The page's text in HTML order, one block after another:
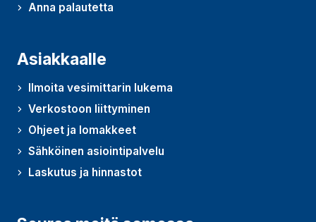
Anna palautetta
(Avautuu uudessa ikkunassa)
Asiakkaalle
Ilmoita vesimittarin lukema
Verkostoon liittyminen
Ohjeet ja lomakkeet
Sähköinen asiointipalvelu
Laskutus ja hinnastot